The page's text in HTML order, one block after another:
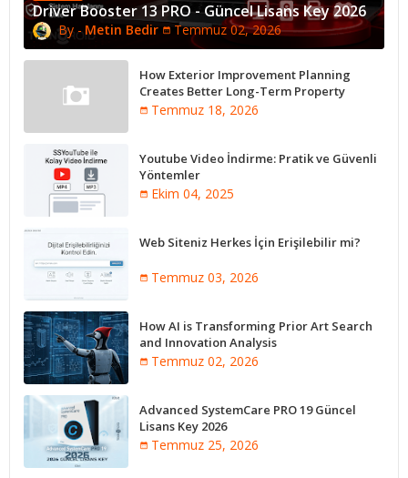
Driver Booster 13 PRO - Güncel Lisans Key 2026
Metin Bedir Temmuz 02, 2026
How Exterior Improvement Planning
Creates Better Long-Term Property
Performance
Temmuz 18, 2026
Youtube Video İndirme: Pratik ve Güvenli
Yöntemler
Ekim 04, 2025
Web Siteniz Herkes İçin Erişilebilir mi?
Temmuz 03, 2026
How AI is Transforming Prior Art Search
and Innovation Analysis
Temmuz 02, 2026
Advanced SystemCare PRO 19 Güncel
Lisans Key 2026
Temmuz 25, 2026